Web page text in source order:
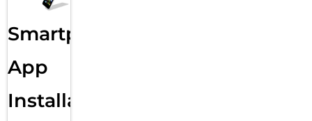
Smartphone
App
Installation